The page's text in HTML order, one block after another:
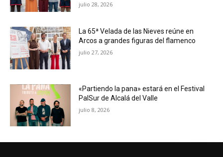
julio 28, 2026
La 65ª Velada de las Nieves reúne en
Arcos a grandes figuras del flamenco
julio 27, 2026
«Partiendo la pana» estará en el Festival
PalSur de Alcalá del Valle
julio 8, 2026